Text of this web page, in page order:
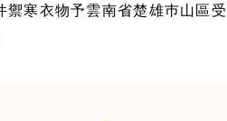
禦寒衣物予雲南省楚雄巿山區受